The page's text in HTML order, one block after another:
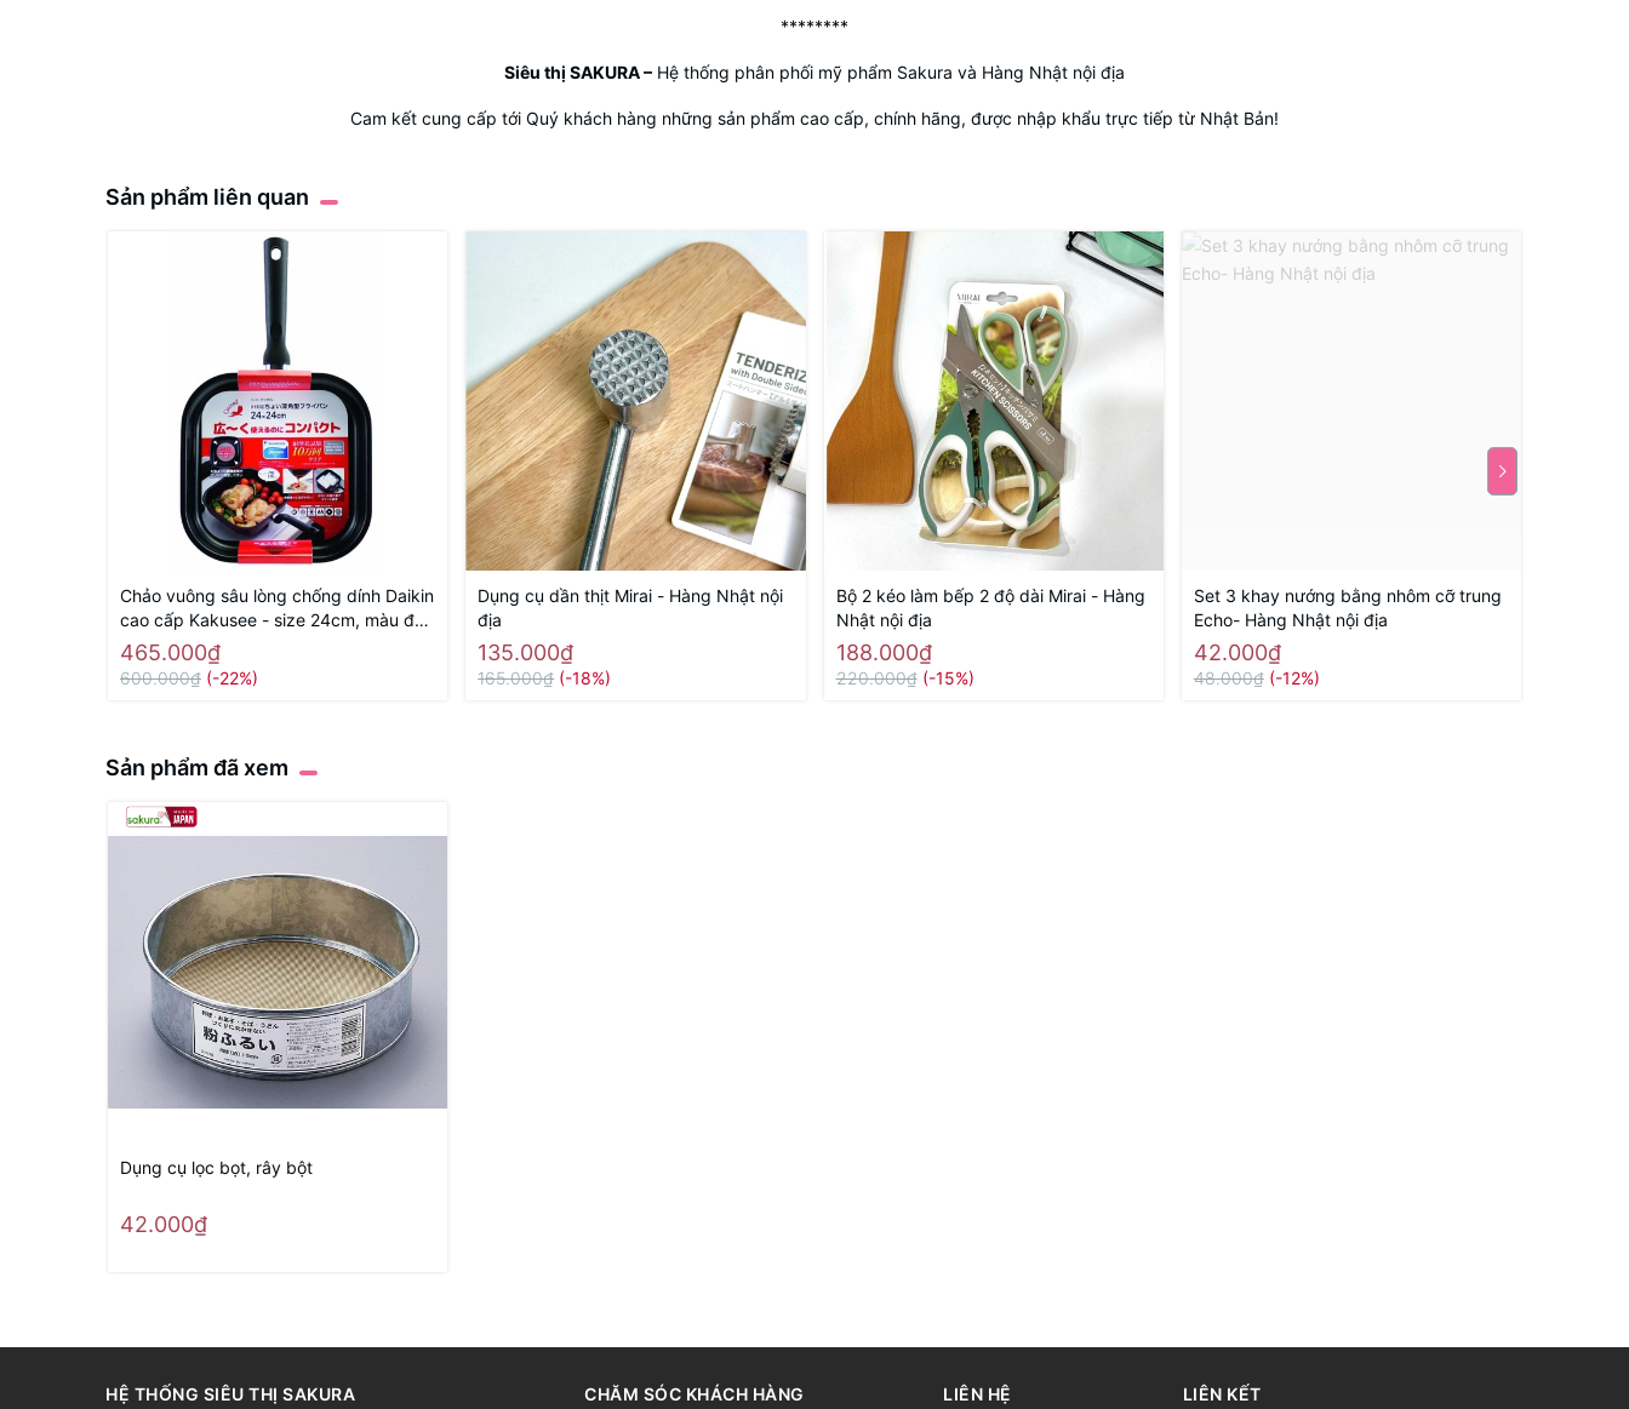
********
Siêu thị SAKURA– Hệ thống phân phối mỹ phẩm Sakura và Hàng Nhật nội địa
Cam kết cung cấp tới Quý khách hàng những sản phẩm cao cấp, chính hãng, được nhập khẩu trực tiếp từ Nhật Bản!
Sản phẩm liên quan
Chảo vuông sâu lòng chống dính Daikin
cao cấp Kakusee - size 24cm, màu đỏ
- Hàng Nhật nội địaa
465.000₫
600.000₫ (-22%)
Dụng cụ dần thịt Mirai - Hàng Nhật nội
địa
135.000₫
165.000₫ (-18%)
Bộ 2 kéo làm bếp 2 độ dài Mirai - Hàng
Nhật nội địa
188.000₫
220.000₫ (-15%)
Set 3 khay nướng bằng nhôm cỡ trung
Echo- Hàng Nhật nội địa
42.000₫
48.000₫ (-12%)
Sản phẩm đã xem
Dụng cụ lọc bọt, rây bột
42.000₫
HỆ THỐNG SIÊU THỊ SAKURA CHĂM SÓC KHÁCH HÀNG LIÊN HỆ LIÊN KẾT